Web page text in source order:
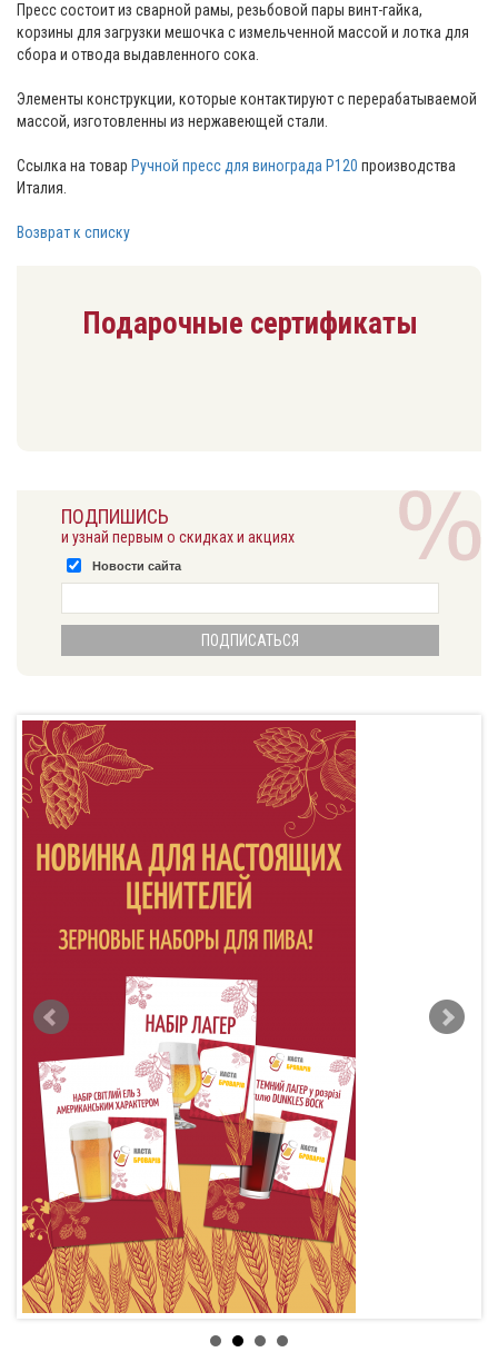
Пресс состоит из сварной рамы, резьбовой пары винт-гайка,
корзины для загрузки мешочка с измельченной массой и лотка для
сбора и отвода выдавленного сока.
Элементы конструкции, которые контактируют с перерабатываемой
массой, изготовленны из нержавеющей стали.
Ссылка на товар Ручной пресс для винограда Р120 производства
Италия.
Возврат к списку
Подарочные сертификаты
ПОДПИШИСЬ
и узнай первым о скидках и акциях
Новости сайта